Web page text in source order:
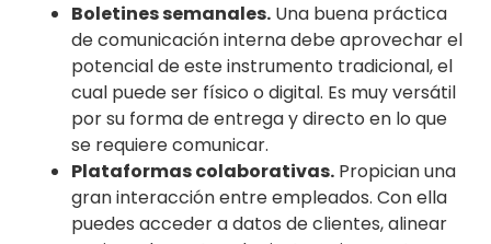
Boletines semanales. Una buena práctica
de comunicación interna debe aprovechar el
potencial de este instrumento tradicional, el
cual puede ser físico o digital. Es muy versátil
por su forma de entrega y directo en lo que
se requiere comunicar.
Plataformas colaborativas. Propician una
gran interacción entre empleados. Con ella
puedes acceder a datos de clientes, alinear